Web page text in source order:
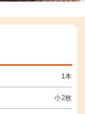
1本
小2枚